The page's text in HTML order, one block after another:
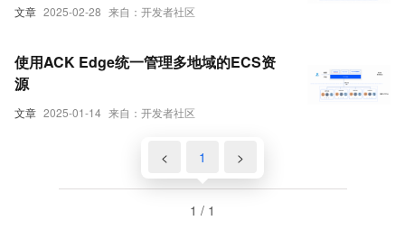
文章 2025-02-28 来自：开发者社区
文章 2025-01-14 来自：开发者社区
使用ACK Edge统一管理多地域的ECS资
源
< 1 >
1 / 1